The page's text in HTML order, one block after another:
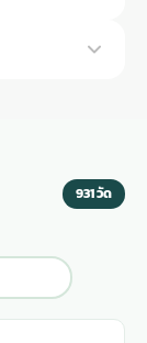
ศพ และพวงหรีด
931 วัด